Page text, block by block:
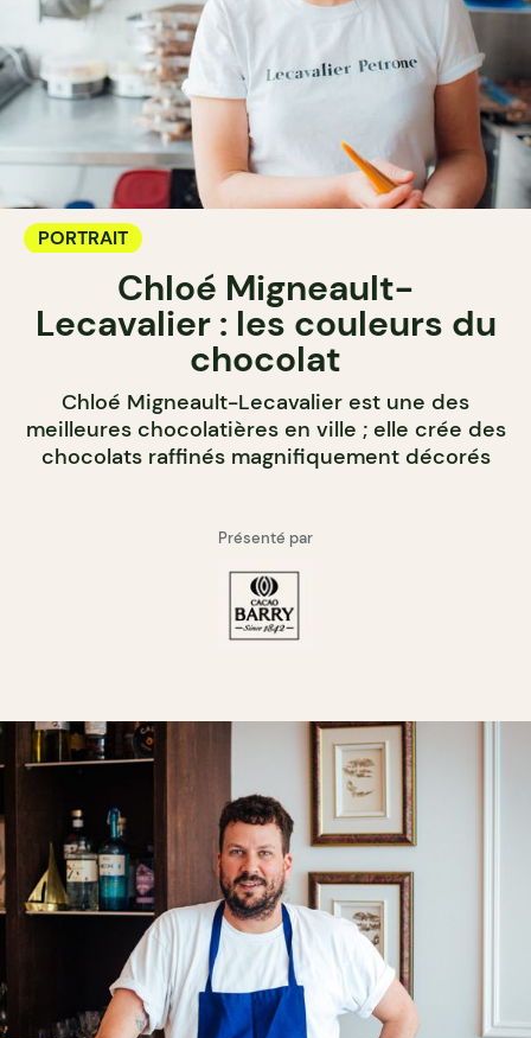
PORTRAIT
Chloé Migneault-
Lecavalier : les couleurs du
chocolat
Chloé Migneault-Lecavalier est une des
meilleures chocolatières en ville ; elle crée des
chocolats raffinés magnifiquement décorés
Présenté par